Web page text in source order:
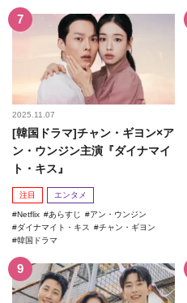
2025.11.07
[韓国ドラマ]チャン・ギヨン×ア
ン・ウンジン主演『ダイナマイ
ト・キス』
注目 エンタメ
Netflix あらすじ
アン・ウンジン
ダイナマイト・キス
チャン・ギヨン
韓国ドラマ